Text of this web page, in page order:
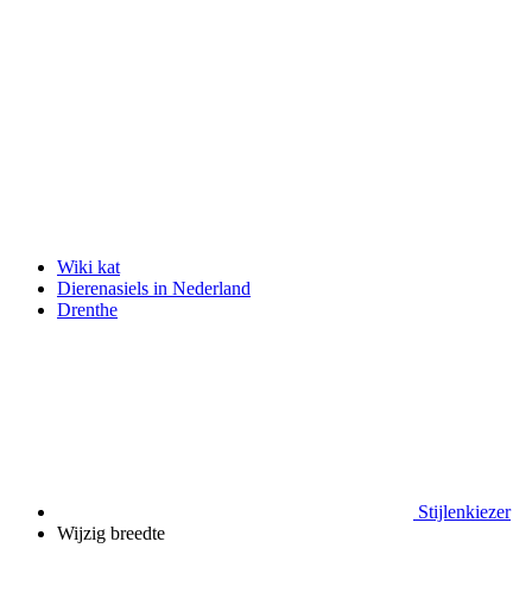
Wiki kat
Dierenasiels in Nederland
Drenthe
Stijlenkiezer
Wijzig breedte